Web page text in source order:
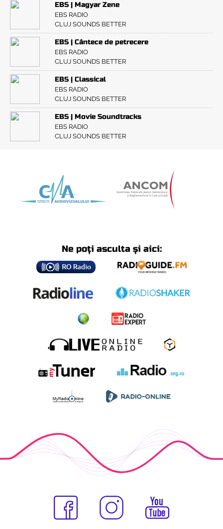
EBS | Magyar Zene
EBS RADIO
CLUJ SOUNDS BETTER
EBS | Cântece de petrecere
EBS RADIO
CLUJ SOUNDS BETTER
EBS | Classical
EBS RADIO
CLUJ SOUNDS BETTER
EBS | Movie Soundtracks
EBS RADIO
CLUJ SOUNDS BETTER
Ne poți asculta și aici: